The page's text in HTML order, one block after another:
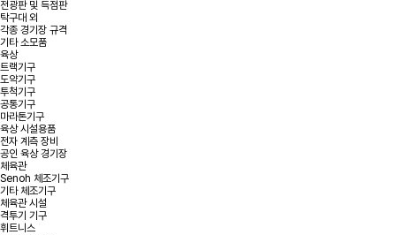
전광판 및 득점판
탁구대 외
각종 경기장 규격
기타 소모품
육상
트랙기구
도약기구
투척기구
공통기구
마라톤기구
육상 시설용품
전자 계측 장비
공인 육상 경기장
체육관
Senoh 체조기구
기타 체조기구
체육관 시설
격투기 기구
휘트니스